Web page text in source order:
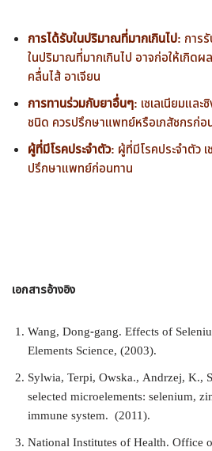
การได้รับในปริมาณที่มากเกินไป: การ
ในปริมาณที่มากเกินไป อาจก่อให้เกิดผ
คลื่นไส้ อาเจียน
การทานร่วมกับยาอื่นๆ: เซเลเนียมแล
ชนิด ควรปรึกษาแพทย์หรือเภสัชกรก่อ
ผู้ที่มีโรคประจำตัว: ผู้ที่มีโรคประจำตัว
ปรึกษาแพทย์ก่อนทาน
เอกสารอ้างอิง
Wang, Dong-gang. Effects of
Elements Science, (2003).
Sylwia, Terpi, Owska., Andrzej, K.,
selected microelements: selenium,
immune system. (2011).
National Institutes of Health. Office